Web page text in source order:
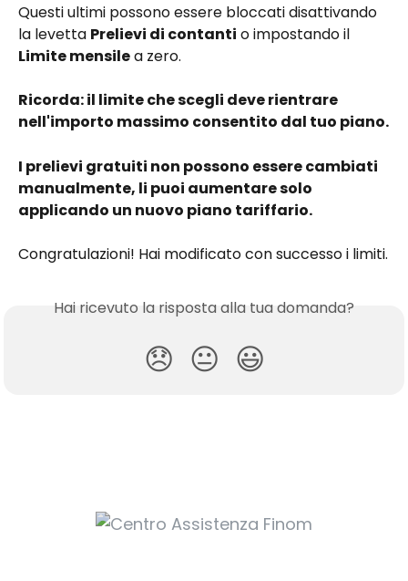
Questi ultimi possono essere bloccati disattivando
la levetta Prelievi di contanti o impostando il
Limite mensile a zero.
Ricorda: il limite che scegli deve rientrare
nell'importo massimo consentito dal tuo piano.
I prelievi gratuiti non possono essere cambiati
manualmente, li puoi aumentare solo
applicando un nuovo piano tariffario.
Congratulazioni! Hai modificato con successo i limiti.
Hai ricevuto la risposta alla tua domanda?
😞 😐 😃